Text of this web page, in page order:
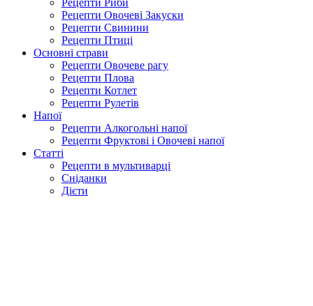
Рецепти Риби
Рецепти Овочеві Закуски
Рецепти Свинини
Рецепти Птиці
Основні страви
Рецепти Овочеве рагу
Рецепти Плова
Рецепти Котлет
Рецепти Рулетів
Напої
Рецепти Алкогольні напої
Рецепти Фруктові і Овочеві напої
Статті
Рецепти в мультиварці
Сніданки
Дієти